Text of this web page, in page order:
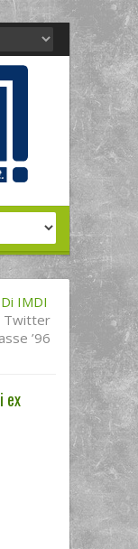
IMDI
Twitter
’96
ex